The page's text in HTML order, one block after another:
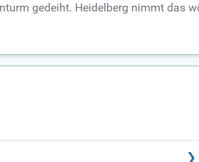
gedeiht. Heidelberg nimmt das